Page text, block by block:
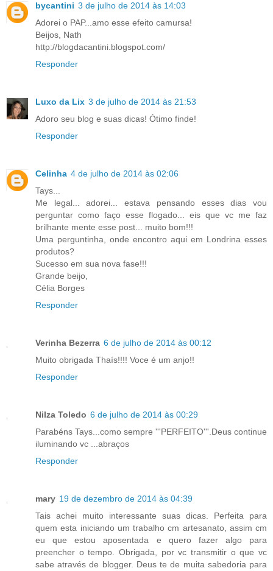
bycantini 3 de julho de 2014 às 14:03
Adorei o PAP...amo esse efeito camursa!
Beijos, Nath
http://blogdacantini.blogspot.com/
Responder
Luxo da Lix 3 de julho de 2014 às 21:53
Adoro seu blog e suas dicas! Ótimo finde!
Responder
Celinha 4 de julho de 2014 às 02:06
Tays...
Me legal... adorei... estava pensando esses dias vou
perguntar como faço esse flogado... eis que vc me faz
brilhante mente esse post... muito bom!!!
Uma perguntinha, onde encontro aqui em Londrina esses
produtos?
Sucesso em sua nova fase!!!
Grande beijo,
Célia Borges
Responder
Verinha Bezerra 6 de julho de 2014 às 00:12
Muito obrigada Thaís!!!! Voce é um anjo!!
Responder
Nilza Toledo 6 de julho de 2014 às 00:29
Parabéns Tays...como sempre '''PERFEITO'''.Deus continue
iluminando vc ...abraços
Responder
mary 19 de dezembro de 2014 às 04:39
Tais achei muito interessante suas dicas. Perfeita para
quem esta iniciando um trabalho cm artesanato, assim cm
eu que estou aposentada e quero fazer algo para
preencher o tempo. Obrigada, por vc transmitir o que vc
sabe através de blogger. Deus te de muita sabedoria para